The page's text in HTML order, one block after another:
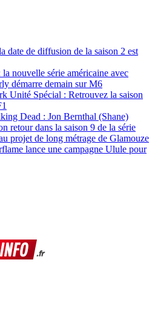
date de diffusion de la saison 2 est
nouvelle série américaine avec
démarre demain sur M6
Unité Spécial : Retrouvez la saison
Dead : Jon Bernthal (Shane)
retour dans la saison 9 de la série
projet de long métrage de Glamouze
lance une campagne Ulule pour